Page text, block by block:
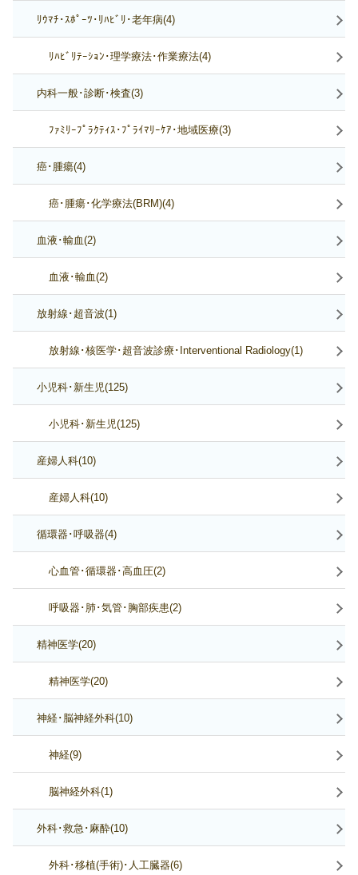
ﾘｳﾏﾁ･ｽﾎﾟｰﾂ･ﾘﾊﾋﾞﾘ･老年病(4)
ﾘﾊﾋﾞﾘﾃｰｼｮﾝ･理学療法･作業療法(4)
内科一般･診断･検査(3)
ﾌｧﾐﾘｰﾌﾟﾗｸﾃｨｽ･ﾌﾟﾗｲﾏﾘｰｹｱ･地域医療(3)
癌･腫瘍(4)
癌･腫瘍･化学療法(BRM)(4)
血液･輸血(2)
血液･輸血(2)
放射線･超音波(1)
放射線･核医学･超音波診療･Interventional Radiology(1)
小児科･新生児(125)
小児科･新生児(125)
産婦人科(10)
産婦人科(10)
循環器･呼吸器(4)
心血管･循環器･高血圧(2)
呼吸器･肺･気管･胸部疾患(2)
精神医学(20)
精神医学(20)
神経･脳神経外科(10)
神経(9)
脳神経外科(1)
外科･救急･麻酔(10)
外科･移植(手術)･人工臓器(6)